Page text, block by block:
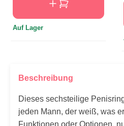
Auf Lager
Beschreibung
Dieses sechsteilige
jeden Mann, der weiß, was